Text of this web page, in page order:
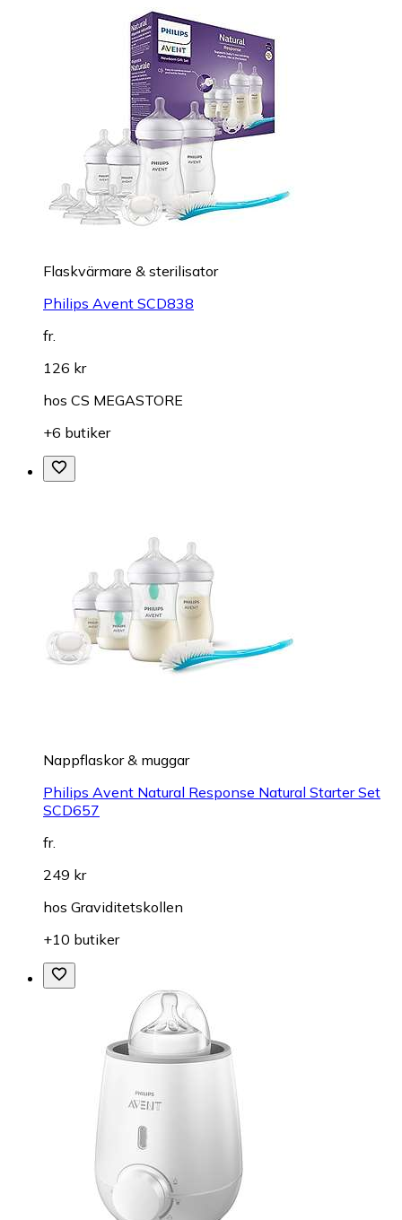
Flaskvärmare & sterilisator
Philips Avent SCD838
fr.
126 kr
hos CS MEGASTORE
+6 butiker
Nappflaskor & muggar
Philips Avent Natural Response Natural Starter Set
SCD657
fr.
249 kr
hos Graviditetskollen
+10 butiker